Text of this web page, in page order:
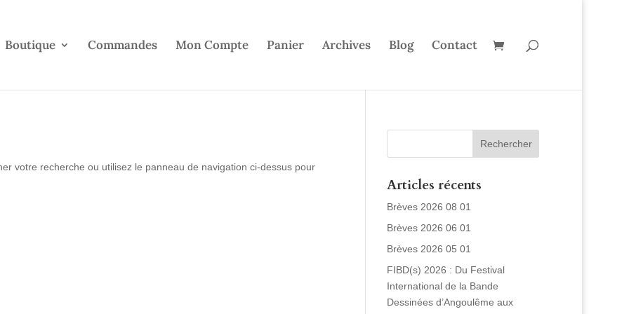
Boutique Commandes Mon Compte Panier Archives Blog Contact
votre recherche ou utilisez le panneau de navigation ci-dessus pour
Articles récents
Brèves 2026 08 01
Brèves 2026 06 01
Brèves 2026 05 01
FIBD(s) 2026 : Du Festival
International de la Bande
Dessinées d’Angoulême aux